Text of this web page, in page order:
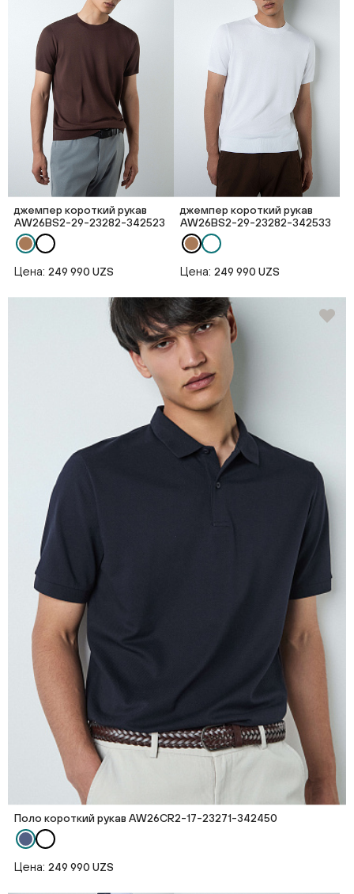
джемпер короткий рукав
AW26BS2-29-23282-342523
Цена: 249 990 UZS
джемпер короткий рукав
AW26BS2-29-23282-342533
Цена: 249 990 UZS
Поло короткий рукав AW26CR2-17-23271-342450
Цена: 249 990 UZS